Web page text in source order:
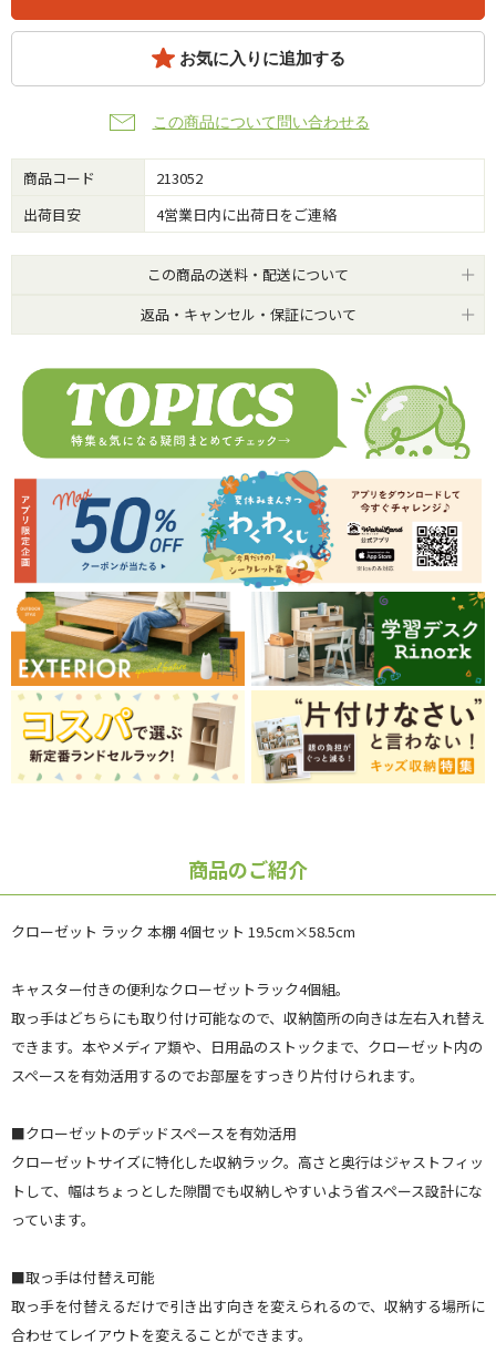
お気に入りに追加する
この商品について問い合わせる
商品コード
213052
出荷目安
4営業日内に出荷日をご連絡
この商品の送料・配送について
返品・キャンセル・保証について
商品のご紹介
クローゼット ラック 本棚 4個セット 19.5cm×58.5cm
キャスター付きの便利なクローゼットラック4個組。
取っ手はどちらにも取り付け可能なので、収納箇所の向きは左右入れ替え
できます。本やメディア類や、日用品のストックまで、クローゼット内の
スペースを有効活用するのでお部屋をすっきり片付けられます。
■クローゼットのデッドスペースを有効活用
クローゼットサイズに特化した収納ラック。高さと奥行はジャストフィッ
トして、幅はちょっとした隙間でも収納しやすいよう省スペース設計にな
っています。
■取っ手は付替え可能
取っ手を付替えるだけで引き出す向きを変えられるので、収納する場所に
合わせてレイアウトを変えることができます。